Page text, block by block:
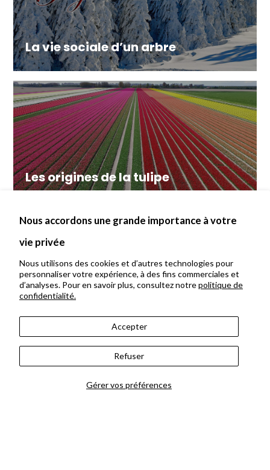
Nous accordons une grande importance à votre
vie privée
Nous utilisons des cookies et d’autres technologies pour
personnaliser votre expérience, à des fins commerciales et
d’analyses. Pour en savoir plus, consultez notrepolitique de
confidentialité.
Gérer vos préférences
Accepter
Refuser
La vie sociale d’un arbre
Les origines de la tulipe
Offrir le bouquet du